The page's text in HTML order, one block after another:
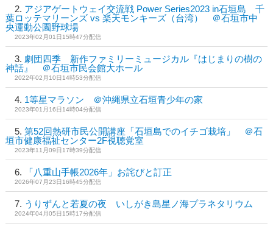
アジアゲートウェイ交流戦 Power Series2023 in石垣島 千
葉ロッテマリーンズ vs 楽天モンキーズ（台湾） ＠石垣市中
央運動公園野球場
2023年02月01日15時47分配信
劇団四季 新作ファミリーミュージカル『はじまりの樹の
神話』 ＠石垣市民会館大ホール
2022年02月10日14時53分配信
1等星マラソン ＠沖縄県立石垣青少年の家
2023年01月16日14時04分配信
第52回熱研市民公開講座「石垣島でのイチゴ栽培」 ＠石
垣市健康福祉センター2F視聴覚室
2023年11月09日17時39分配信
「八重山手帳2026年」お詫びと訂正
2026年07月23日16時45分配信
うりずんと若夏の夜 いしがき島星ノ海プラネタリウム
2024年04月05日15時17分配信